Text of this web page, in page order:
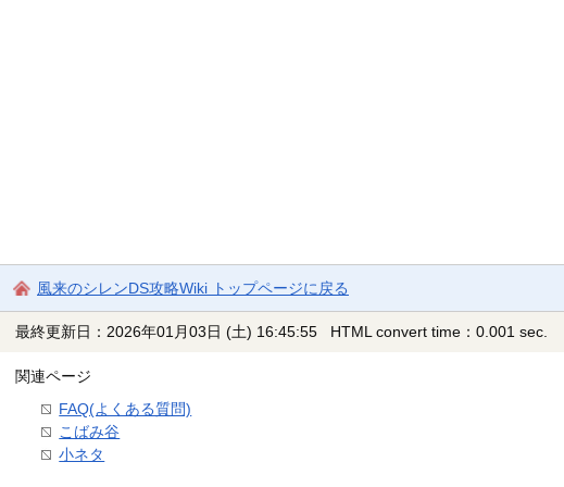
風来のシレンDS攻略Wiki トップページに戻る
最終更新日：2026年01月03日 (土) 16:45:55 HTML convert time：0.001 sec.
関連ページ
FAQ(よくある質問)
こばみ谷
小ネタ